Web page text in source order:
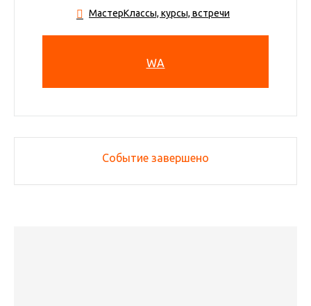
МастерКлассы, курсы, встречи
WA
Событие завершено